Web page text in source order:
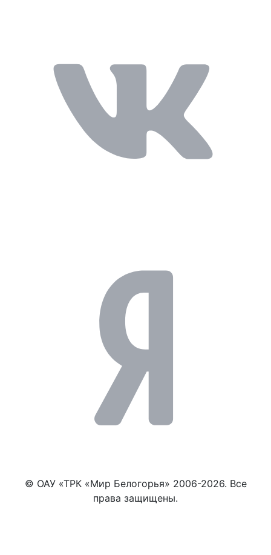
© ОАУ «ТРК «Мир Белогорья» 2006-2026. Все
права защищены.